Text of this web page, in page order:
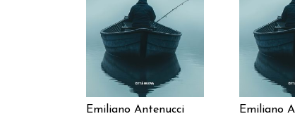
AGGIUNGI AL CARRELLO
Emiliano Antenucci
AGGIUNGI
Emiliano